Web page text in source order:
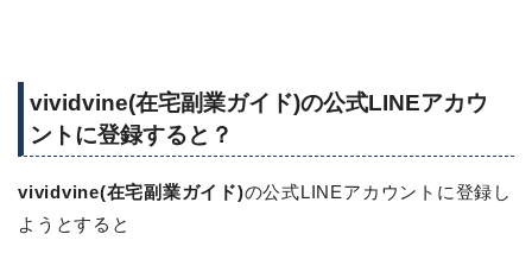
vividvine(在宅副業ガイド)の公式LINEアカウ
ントに登録すると？
vividvine(在宅副業ガイド)の公式LINEアカウントに登録し
ようとすると